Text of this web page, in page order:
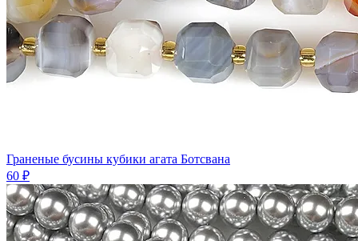
Граненые бусины кубики агата Ботсвана
60 ₽